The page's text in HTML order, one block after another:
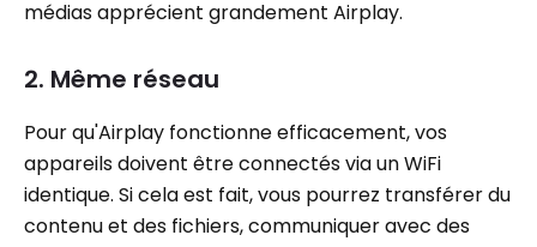
médias apprécient grandement Airplay.
2. Même réseau
Pour qu'Airplay fonctionne efficacement, vos
appareils doivent être connectés via un WiFi
identique. Si cela est fait, vous pourrez transférer du
contenu et des fichiers, communiquer avec des